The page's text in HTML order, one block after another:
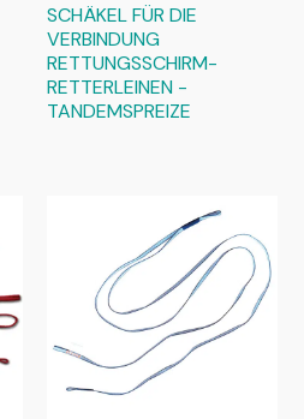
SCHÄKEL FÜR DIE
VERBINDUNG
RETTUNGSSCHIRM-
RETTERLEINEN -
TANDEMSPREIZE